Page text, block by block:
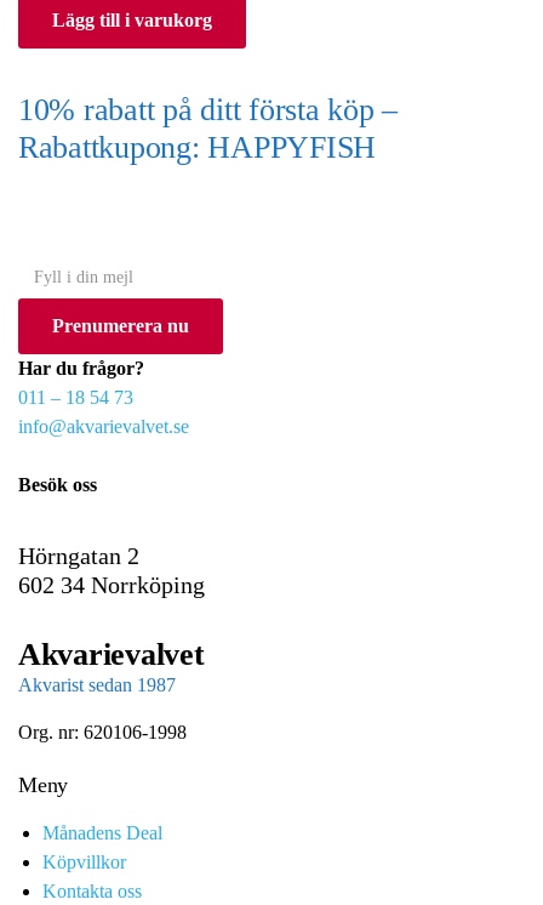
Lägg till i varukorg
10% rabatt på ditt första köp –
Rabattkupong: HAPPYFISH
o
r
Prenumerera nu
Har du frågor?
011 – 18 54 73
info@akvarievalvet.se
Besök oss
Hörngatan 2
602 34 Norrköping
Akvarievalvet
Akvarist sedan 1987
Org. nr: 620106-1998
Meny
Månadens Deal
Köpvillkor
Kontakta oss